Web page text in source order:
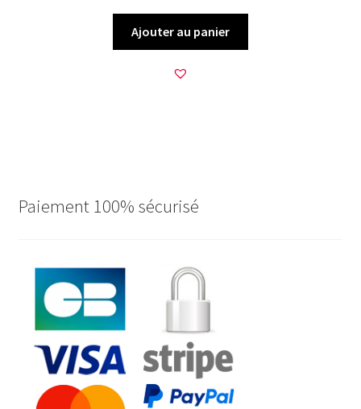
Ajouter au panier
Paiement 100% sécurisé